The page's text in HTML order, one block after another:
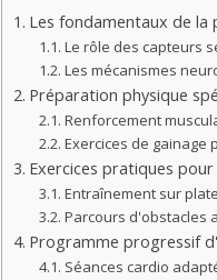
Les fondamentaux de
Le rôle des capteurs
Les mécanismes
Préparation physique
Renforcement
Exercices de gainage
Exercices pratiques
Entraînement sur
Parcours d'obstacles
Programme progressif
Séances cardio